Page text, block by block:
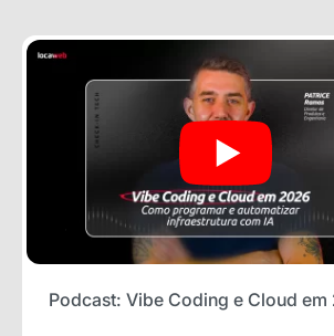
Podcast: Vibe Coding e Cloud em